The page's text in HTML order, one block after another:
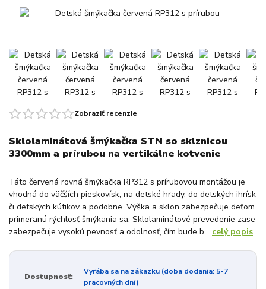
Zobraziť recenzie
Sklolaminátová šmýkačka STN so sklznicou
3300mm a prírubou na vertikálne kotvenie
Táto červená rovná šmýkačka RP312 s prírubovou montážou je
vhodná do väčších pieskovísk, na detské hrady, do detských ihrísk
či detských kútikov a podobne. Výška a sklon zabezpečuje deťom
primeranú rýchlosť šmýkania sa. Sklolaminátové prevedenie zase
zabezpečuje vysokú pevnosť a odolnosť, čím bude b... celý popis
Dostupnosť:
Vyrába sa na zákazku (doba dodania: 5-7
pracovných dní)